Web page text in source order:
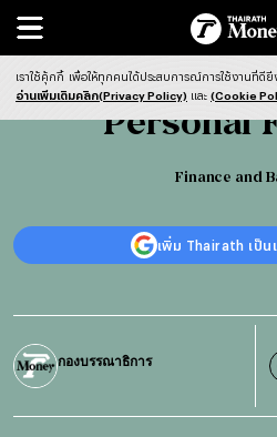
Personal Finance
Personal
Finance and
เพิ่ม Thairath เป็น
กองบรรณาธิการ
- ก + ก
เราใช้คุ้กกี้ เพื่อให้ทุกคนได้ประสบการณ์การใช้งานที่ดียิ่
อ่านเพิ่มเติมคลิก(Privacy Policy) และ (Cookie